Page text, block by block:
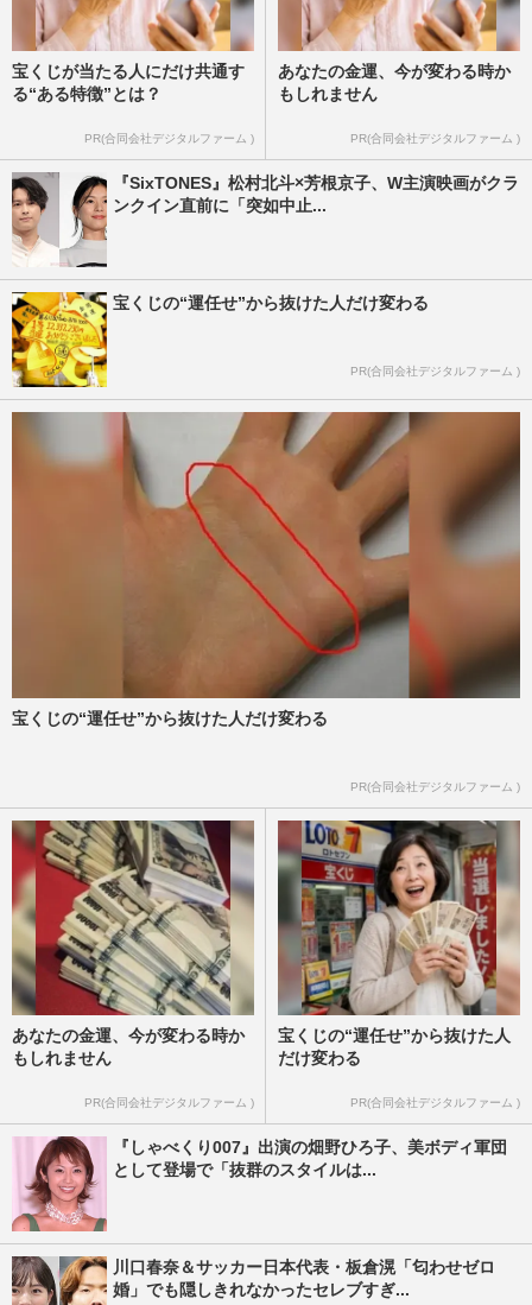
宝くじが当たる人にだけ共通す
る“ある特徴”とは？
PR(合同会社デジタルファーム )
あなたの金運、今が変わる時か
もしれません
PR(合同会社デジタルファーム )
『SixTONES』松村北斗×芳根京子、W主演映画がクラ
ンクイン直前に「突如中止...
宝くじの“運任せ”から抜けた人だけ変わる
PR(合同会社デジタルファーム )
宝くじの“運任せ”から抜けた人だけ変わる
PR(合同会社デジタルファーム )
あなたの金運、今が変わる時か
もしれません
PR(合同会社デジタルファーム )
宝くじの“運任せ”から抜けた人
だけ変わる
PR(合同会社デジタルファーム )
『しゃべくり007』出演の畑野ひろ子、美ボディ軍団
として登場で「抜群のスタイルは...
川口春奈＆サッカー日本代表・板倉滉「匂わせゼロ
婚」でも隠しきれなかったセレブすぎ...